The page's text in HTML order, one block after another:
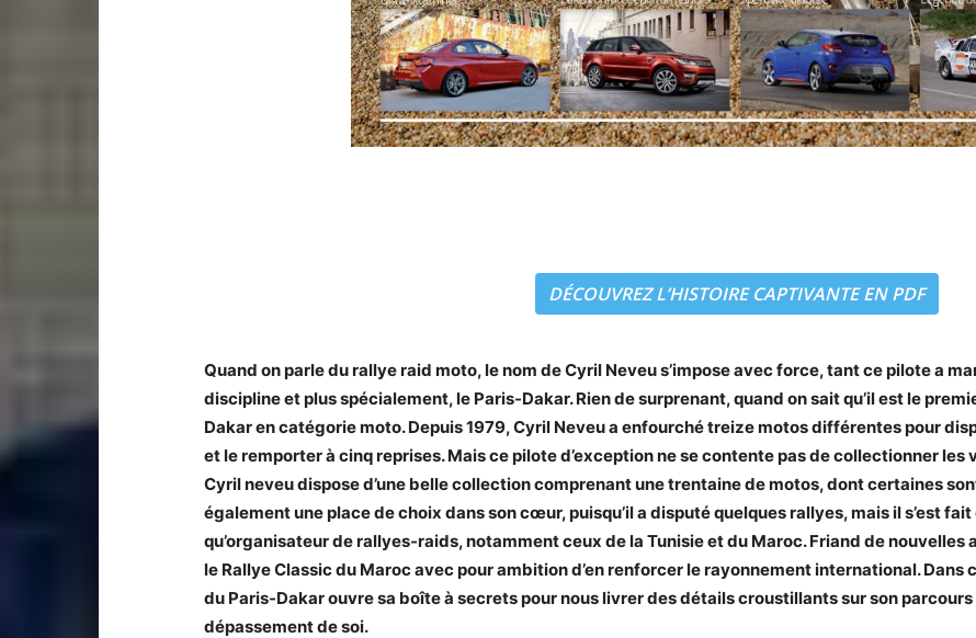
DÉCOUVREZ L’HISTOIRE CAPTIVANTE EN PDF
Quand on parle du rallye raid moto, le nom de Cyril Neveu s’impose avec force, tant ce pilote a
discipline et plus spécialement, le Paris-Dakar. Rien de surprenant, quand on sait qu’il est le
Dakar en catégorie moto. Depuis 1979, Cyril Neveu a enfourché treize motos différentes pour
et le remporter à cinq reprises. Mais ce pilote d’exception ne se contente pas de collectionner les
Cyril neveu dispose d’une belle collection comprenant une trentaine de motos, dont certaines
également une place de choix dans son cœur, puisqu’il a disputé quelques rallyes, mais il s’est
qu’organisateur de rallyes-raids, notamment ceux de la Tunisie et du Maroc. Friand de
le Rallye Classic du Maroc avec pour ambition d’en renforcer le rayonnement international.
du Paris-Dakar ouvre sa boîte à secrets pour nous livrer des détails croustillants sur son
dépassement de soi.